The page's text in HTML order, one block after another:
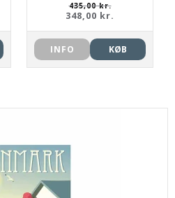
435,00 kr.
348,00 kr.
INFO KØB